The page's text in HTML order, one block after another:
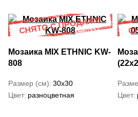
Мозаика MIX ETHNIC KW-
808
Размер (см) 30x30
Цвет разноцветная
Цвет